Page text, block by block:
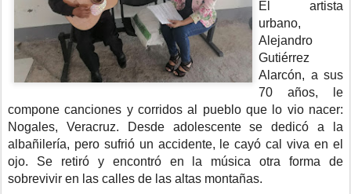
El artista
urbano,
Alejandro
Gutiérrez
Alarcón, a sus
70 años, le
compone canciones y corridos al pueblo que lo vio nacer:
Nogales, Veracruz. Desde adolescente se dedicó a la
albañilería, pero sufrió un accidente, le cayó cal viva en el
ojo. Se retiró y encontró en la música otra forma de
sobrevivir en las calles de las altas montañas.